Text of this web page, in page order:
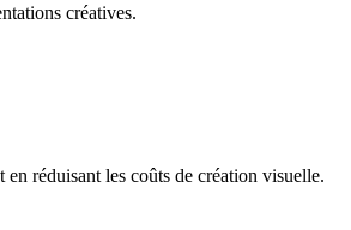
créatives.
réduisant les coûts de création visuelle.